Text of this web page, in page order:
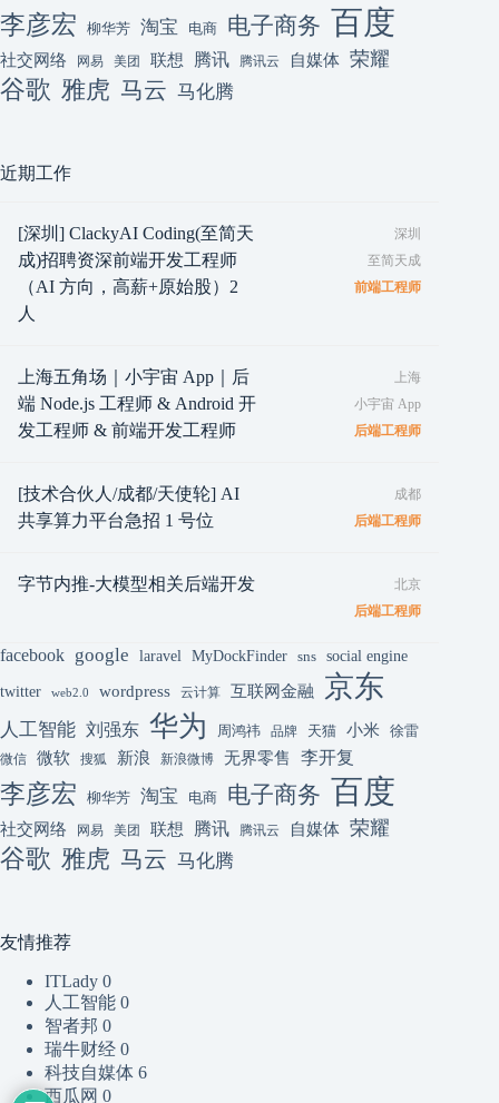
李彦宏 柳华芳 淘宝 电商 电子商务 百度
社交网络 网易 美团 联想 腾讯 腾讯云 自媒体 荣耀
谷歌 雅虎 马云 马化腾
近期工作
[深圳] ClackyAI Coding(至简天
成)招聘资深前端开发工程师
（AI 方向，高薪+原始股）2
人
深圳
至简天成
前端工程师
上海五角场｜小宇宙 App｜后
端 Node.js 工程师 & Android 开
发工程师 & 前端开发工程师
上海
小宇宙 App
后端工程师
[技术合伙人/成都/天使轮] AI
共享算力平台急招 1 号位
成都
后端工程师
字节内推-大模型相关后端开发
北京
后端工程师
facebook google laravel MyDockFinder sns social engine
twitter web2.0 wordpress 云计算 互联网金融 京东
人工智能 刘强东 华为 周鸿祎 品牌 天猫 小米 徐雷
微信 微软 搜狐 新浪 新浪微博 无界零售 李开复
李彦宏 柳华芳 淘宝 电商 电子商务 百度
社交网络 网易 美团 联想 腾讯 腾讯云 自媒体 荣耀
谷歌 雅虎 马云 马化腾
友情推荐
ITLady 0
人工智能 0
智者邦 0
瑞牛财经 0
科技自媒体 6
西瓜网 0